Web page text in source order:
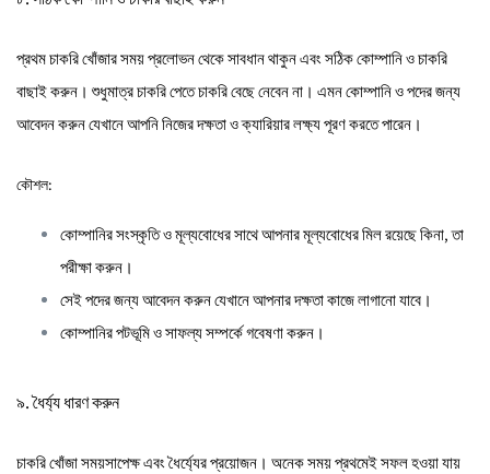
প্রথম চাকরি খোঁজার সময় প্রলোভন থেকে সাবধান থাকুন এবং সঠিক কোম্পানি ও চাকরি
বাছাই করুন। শুধুমাত্র চাকরি পেতে চাকরি বেছে নেবেন না। এমন কোম্পানি ও পদের জন্য
আবেদন করুন যেখানে আপনি নিজের দক্ষতা ও ক্যারিয়ার লক্ষ্য পূরণ করতে পারেন।
কৌশল:
কোম্পানির সংস্কৃতি ও মূল্যবোধের সাথে আপনার মূল্যবোধের মিল রয়েছে কিনা, তা
পরীক্ষা করুন।
সেই পদের জন্য আবেদন করুন যেখানে আপনার দক্ষতা কাজে লাগানো যাবে।
কোম্পানির পটভূমি ও সাফল্য সম্পর্কে গবেষণা করুন।
৯. ধৈর্য্য ধারণ করুন
চাকরি খোঁজা সময়সাপেক্ষ এবং ধৈর্য্যের প্রয়োজন। অনেক সময় প্রথমেই সফল হওয়া যায়